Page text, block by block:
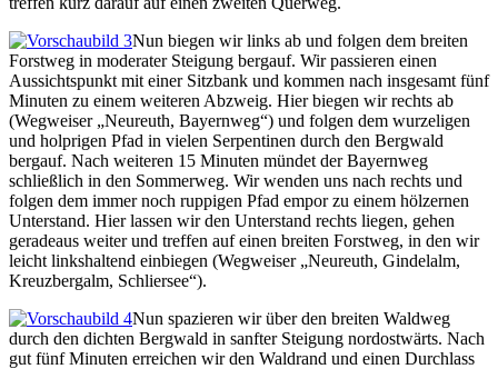
Nun biegen wir links ab und folgen dem breiten
Forstweg in moderater Steigung bergauf. Wir passieren einen
Aussichtspunkt mit einer Sitzbank und kommen nach insgesamt fünf
Minuten zu einem weiteren Abzweig. Hier biegen wir rechts ab
(Wegweiser „Neureuth, Bayernweg“) und folgen dem wurzeligen
und holprigen Pfad in vielen Serpentinen durch den Bergwald
bergauf. Nach weiteren 15 Minuten mündet der Bayernweg
schließlich in den Sommerweg. Wir wenden uns nach rechts und
folgen dem immer noch ruppigen Pfad empor zu einem hölzernen
Unterstand. Hier lassen wir den Unterstand rechts liegen, gehen
geradeaus weiter und treffen auf einen breiten Forstweg, in den wir
leicht linkshaltend einbiegen (Wegweiser „Neureuth, Gindelalm,
Kreuzbergalm, Schliersee“).
Nun spazieren wir über den breiten Waldweg
durch den dichten Bergwald in sanfter Steigung nordostwärts. Nach
gut fünf Minuten erreichen wir den Waldrand und einen Durchlass